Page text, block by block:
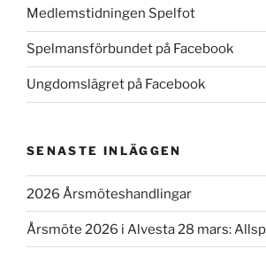
Medlemstidningen Spelfot
Spelmansförbundet på Facebook
Ungdomslägret på Facebook
SENASTE INLÄGGEN
2026 Årsmöteshandlingar
Årsmöte 2026 i Alvesta 28 mars: